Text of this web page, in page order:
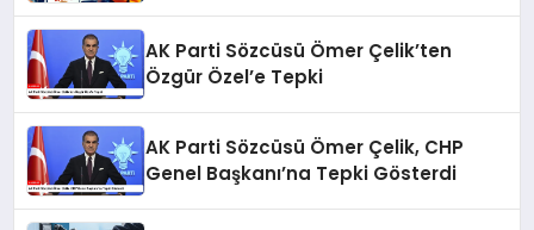
AK Parti Sözcüsü Ömer Çelik’ten
Özgür Özel’e Tepki
AK Parti Sözcüsü Ömer Çelik, CHP
Genel Başkanı’na Tepki Gösterdi